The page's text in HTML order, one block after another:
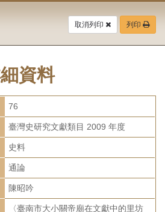
取消列印 列印
資料
76
臺灣史研究文獻類目 2009 年度
史料
通論
陳昭吟
〈臺南市大小關帝廟在文獻中的里坊